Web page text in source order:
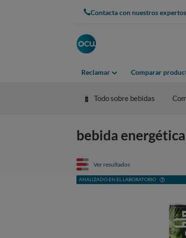
Contacta con nuestros expertos
Reclamar Comparar
Todo sobre bebidas
bebida
Ver resultados
ANALIZADO EN EL LABORATORIO